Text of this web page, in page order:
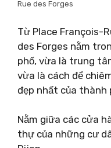
Rue des Forges
Từ Place François-
des Forges nằm
phố, vừa là trung
vừa là cách để
đẹp nhất của thành
Nằm giữa các cửa
thự của những cư